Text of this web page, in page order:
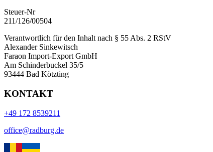
Steuer-Nr
211/126/00504
Verantwortlich für den Inhalt nach § 55 Abs. 2 RStV
Alexander Sinkewitsch
Faraon Import-Export GmbH
Am Schinderbuckel 35/5
93444 Bad Kötzting
KONTAKT
+49 172 8539211
office@radburg.de